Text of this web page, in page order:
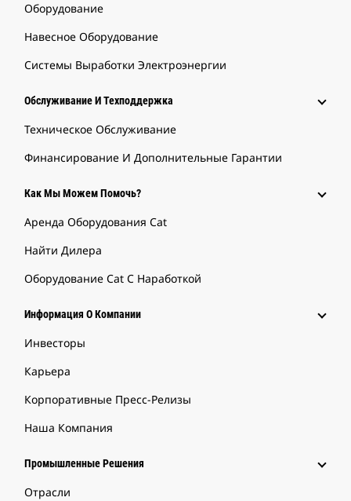
Оборудование
Навесное Оборудование
Системы Выработки Электроэнергии
Обслуживание И Техподдержка
Техническое Обслуживание
Финансирование И Дополнительные Гарантии
Как Мы Можем Помочь?
Аренда Оборудования Cat
Найти Дилера
Оборудование Cat С Наработкой
Информация О Компании
Инвесторы
Карьера
Корпоративные Пресс-Релизы
Наша Компания
Промышленные Решения
Отрасли